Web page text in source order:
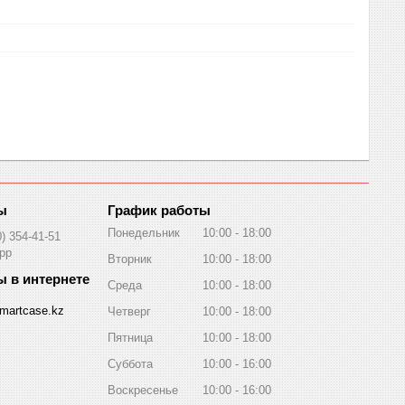
354-41-51
График работы
Понедельник 10:00
18:00
Вторник
10:00
18:00
Среда
10:00
18:00
Четверг
10:00
18:00
Пятница
10:00
18:00
Суббота
10:00
16:00
Воскресенье
10:00 16:00